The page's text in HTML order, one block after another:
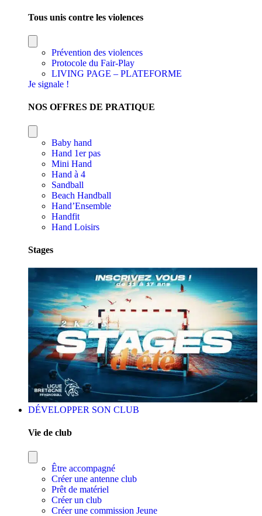
Tous unis contre les violences
Prévention des violences
Protocole du Fair-Play
LIVING PAGE – PLATEFORME
Je signale !
NOS OFFRES DE PRATIQUE
Baby hand
Hand 1er pas
Mini Hand
Hand à 4
Sandball
Beach Handball
Hand’Ensemble
Handfit
Hand Loisirs
Stages
DÉVELOPPER SON CLUB
Vie de club
Être accompagné
Créer une antenne club
Prêt de matériel
Créer un club
Créer une commission Jeune